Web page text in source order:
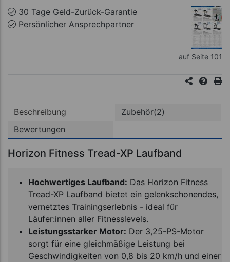
30 Tage Geld-Zurück-Garantie
Persönlicher Ansprechpartner
auf Seite 101
Beschreibung
Zubehör(2)
Bewertungen
Horizon Fitness Tread-XP Laufband
Hochwertiges Laufband: Das Horizon Fitness
Tread-XP Laufband bietet ein gelenkschonendes,
vernetztes Trainingserlebnis - ideal für
Läufer:innen aller Fitnesslevels.
Leistungsstarker Motor: Der 3,25-PS-Motor
sorgt für eine gleichmäßige Leistung bei
Geschwindigkeiten von 0,8 bis 20 km/h und einer